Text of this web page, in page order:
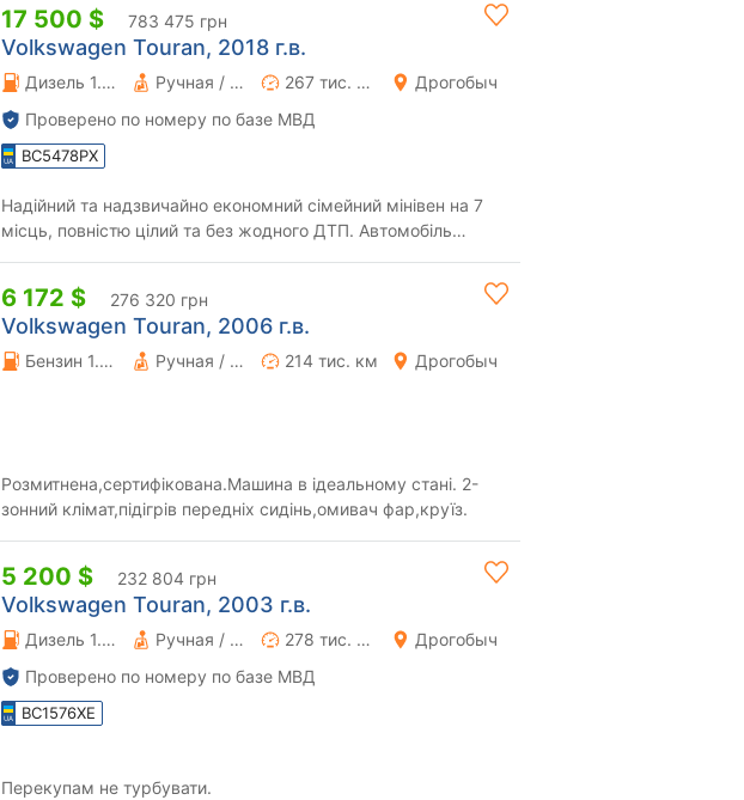
17 500 $ 783 475 грн
Volkswagen Touran, 2018 г.в.
Дизель 1.97 л. Ручная / Механика 267 тис. км
Дрогобыч
Проверено по номеру по базе МВД
BC5478PX
Надійний та надзвичайно економний сімейний мінівен на 7
місць, повністю цілий та без жодного ДТП. Автомобіль
6 172 $ 276 320 грн
Volkswagen Touran, 2006 г.в.
Бензин 1.6 л. Ручная / Механика 214 тис. км Дрогобыч
Розмитнена,сертифікована.Машина в ідеальному стані. 2-
зонний клімат,підігрів передніх сидінь,омивач фар,круїз.
5 200 $ 232 804 грн
Volkswagen Touran, 2003 г.в.
Дизель 1.9 л. Ручная / Механика 278 тис. км
Дрогобыч
Проверено по номеру по базе МВД
BC1576XE
Перекупам не турбувати.